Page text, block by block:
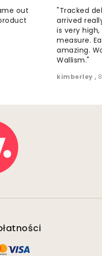
out
"Tracked
arrived
is very
measure.
amazing.
Wallism."
kimberley,